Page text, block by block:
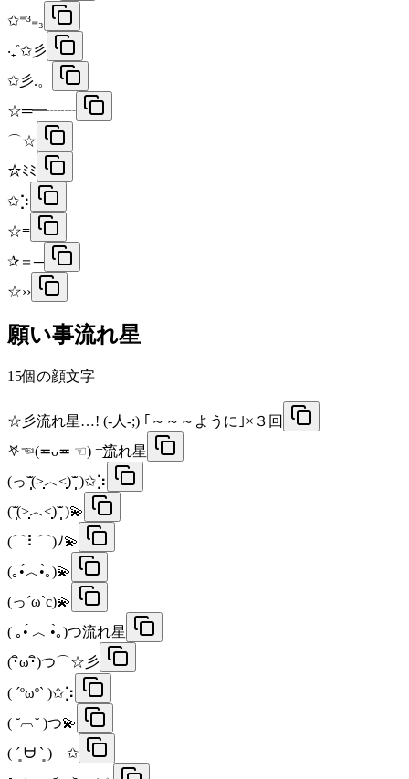
✩⁼³₌₃
‧₊˚✩彡
✩彡.。
☆═━┈┈
⌒☆
☆ﾐﾐ
✩⡱
☆≡
✰＝─
☆››
願い事流れ星
15個の顔文字
☆彡流れ星…! (-人-;) ｢～～～ように｣×３回
‎𖤐☜(≖ᴗ≖ ☜) =͟͟͞͞流れ星
(っ˘̩̩̩̆(˃̣̣̣̣̣̣︿˂̣̣̣̣̣̣)˘̩̩̩̆ )✩⡱
(˘̩̩̩̆(˃̣̣̣̣̣̣︿˂̣̣̣̣̣̣)˘̩̩̩̆ )💫
(⌒⠇⌒)ﾉ💫
(｡•́︿•̀｡)💫
(っ´ω`c)💫
( ｡•́ ︿ •̀｡)つ流れ星
(･ิω･ิ)つ⌒☆彡
( ´ºωº` )✩⡱
( ˘︹˘ )つ💫
( ´͈ ᗨ `͈ )ゞ✩